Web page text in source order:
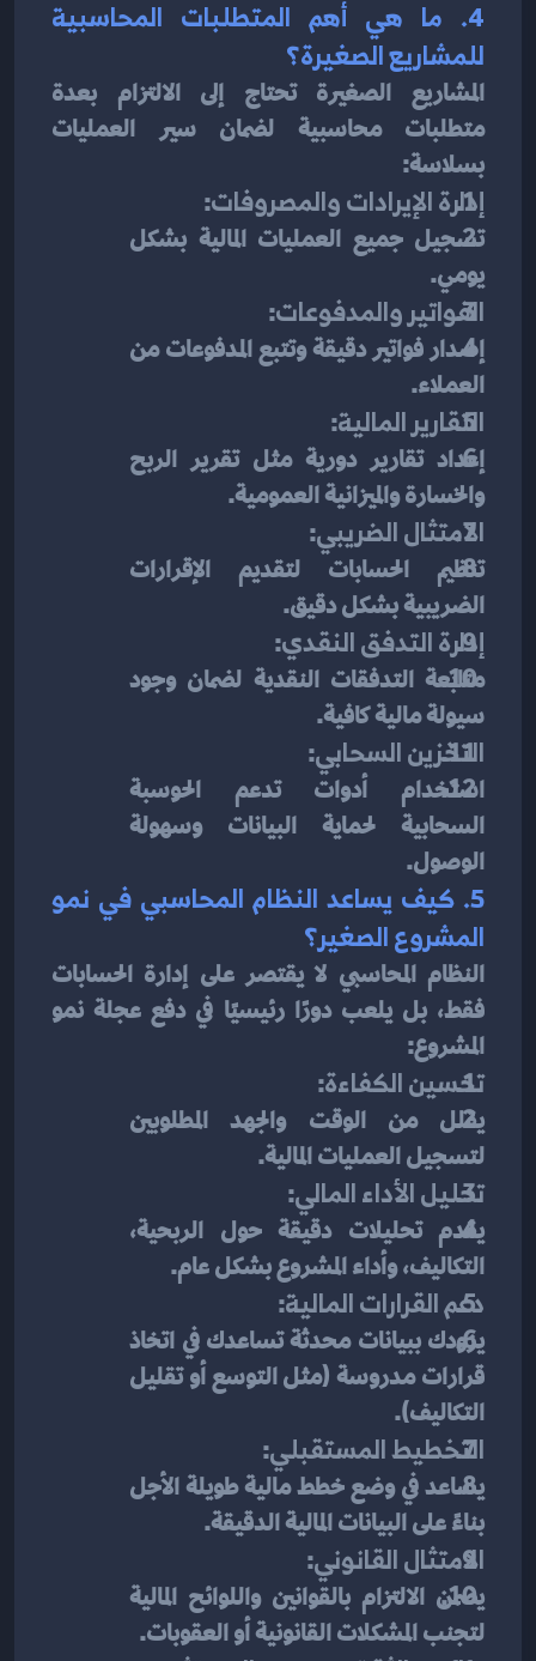
للمشاريع الصغيرة؟
بسلاسة:
إدارة الإيرادات والمصروفات:
يومي.
الفواتير والمدفوعات:
العملاء.
التقارير المالية:
والخسارة والميزانية العمومية.
الامتثال الضريبي:
الضريبية بشكل دقيق.
إدارة التدفق النقدي:
متابعة التدفقات النقدية لضمان وجود
سيولة مالية كافية.
التخزين السحابي:
استخدام أدوات تدعم الحوسبة
السحابية لحماية البيانات وسهولة
الوصول.
المشروع الصغير؟
المشروع:
تحسين الكفاءة:
لتسجيل العمليات المالية.
تحليل الأداء المالي:
التكاليف، وأداء المشروع بشكل عام.
دعم القرارات المالية:
يزودك ببيانات محدثة تساعدك في اتخاذ
التكاليف).
التخطيط المستقبلي:
بناءً على البيانات المالية الدقيقة.
الامتثال القانوني:
يضمن الالتزام بالقوانين واللوائح المالية
لتجنب المشكلات القانونية أو العقوبات.